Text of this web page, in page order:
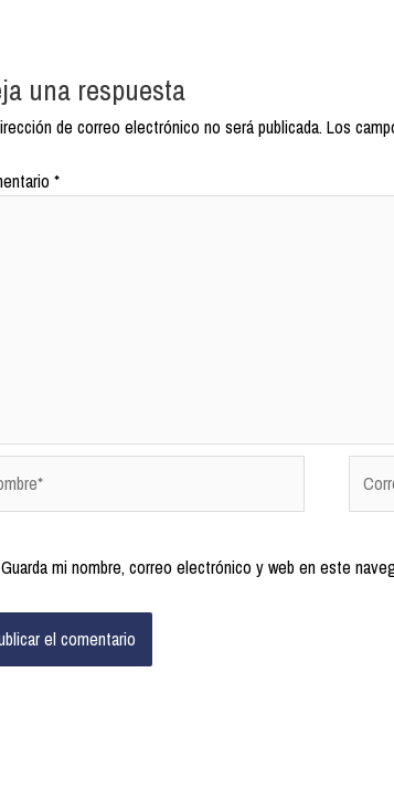
una respuesta
de correo electrónico no será publicada.Los
*
Guarda mi nombre, correo electrónico y web en este